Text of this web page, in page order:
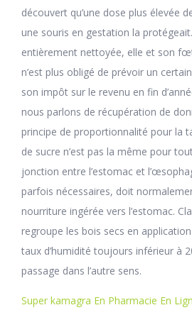
découvert qu’une dose plus élevée
une souris en gestation la
entièrement nettoyée, elle et son
n’est plus obligé de prévoir un
son impôt sur le revenu en fin
nous parlons de récupération de
principe de proportionnalité pour la
de sucre n’est pas la même pour
jonction entre l’estomac et
parfois nécessaires, doit
nourriture ingérée vers l’estomac.
regroupe les bois secs en
taux d’humidité toujours inférieur à
passage dans l’autre sens.
Super kamagra En Pharmacie En